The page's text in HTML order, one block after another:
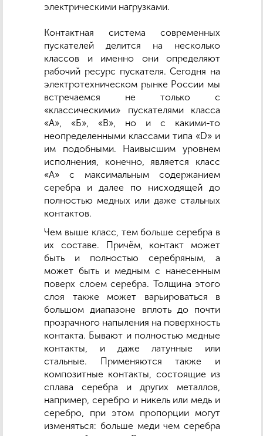
электрическими нагрузками.
Контактная система современных
пускателей делится на несколько
классов и именно они определяют
рабочий ресурс пускателя. Сегодня на
электротехническом рынке России мы
встречаемся не только с
«классическими» пускателями класса
«А», «Б», «В», но и с какими-то
неопределенными классами типа «D» и
им подобными. Наивысшим уровнем
исполнения, конечно, является класс
«А» с максимальным содержанием
серебра и далее по нисходящей до
полностью медных или даже стальных
контактов.
Чем выше класс, тем больше серебра в
их составе. Причём, контакт может
быть и полностью серебряным, а
может быть и медным с нанесенным
поверх слоем серебра. Толщина этого
слоя также может варьироваться в
большом диапазоне вплоть до почти
прозрачного напыления на поверхность
контакта. Бывают и полностью медные
контакты, и даже латунные или
стальные. Применяются также и
композитные контакты, состоящие из
сплава серебра и других металлов,
например, серебро и никель или медь и
серебро, при этом пропорции могут
изменяться: больше меди чем серебра